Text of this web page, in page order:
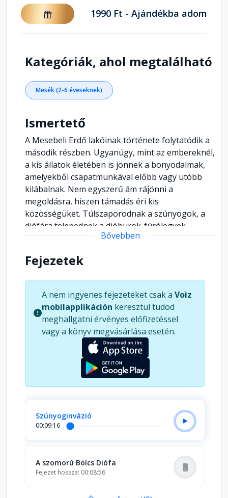
1990 Ft - Ajándékba adom
Kategóriák, ahol megtalálható
Mesék (2-6 éveseknek)
Ismertető
A Mesebeli Erdő lakóinak története folytatódik a
második részben. Ugyanúgy, mint az embereknél,
a kis állatok életében is jönnek a bonyodalmak,
amelyekből csapatmunkával előbb vagy utóbb
kilábalnak. Nem egyszerű ám rájönni a
megoldásra, hiszen támadás éri kis
közösségüket. Túlszaporodnak a szúnyogok, a
diófára telepednek a dióburok-fúrólegyek,
ráadásul még a szunnyadó vulkán is mocorog
szőlőskertjében a szüreti munkába csöppenünk,
fognak össze a vízimadarak, amikor őket is
utoléri a baj. Vajon milyen a további sorsuk a a kis
szereplőknek? Hamarosan megtudhatjuk a
harmadik részből.
Bővebben
Fejezetek
A nem ingyenes fejezeteket csak a Voiz
mobilapplikáción keresztül tudod
meghallgatni érvényes előfizetéssel
vagy a könyv megvásárlása esetén.
Szúnyoginvázió
00:09:16
A szomorú Bölcs Diófa
Fejezet hossza: 00:08:56